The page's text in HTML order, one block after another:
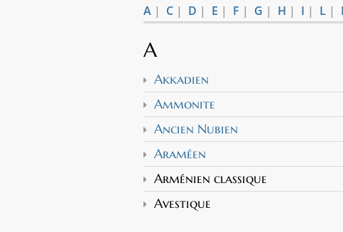
A | C | D | E | F | G | H | I | L |
A
Akkadien
Ammonite
Ancien Nubien
Araméen
Arménien classique
Avestique